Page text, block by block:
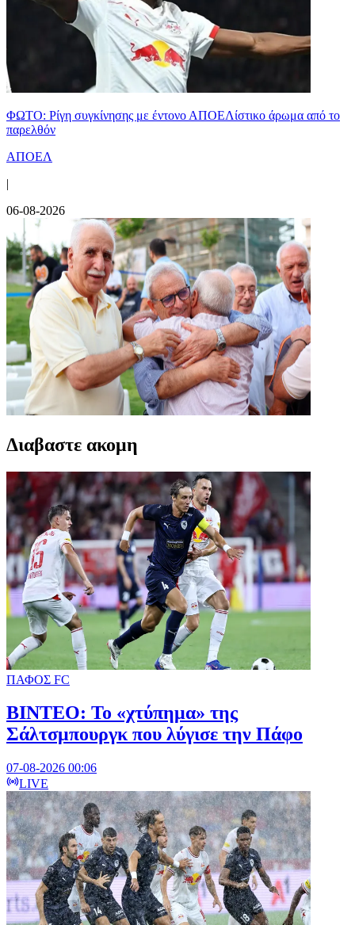
ΦΩΤΟ: Ρίγη συγκίνησης με έντονο ΑΠΟΕΛίστικο άρωμα από το
παρελθόν
ΑΠΟΕΛ
|
06-08-2026
Διαβαστε ακομη
ΠΑΦΟΣ FC
ΒΙΝΤΕΟ: Το «χτύπημα» της
Σάλτσμπουργκ που λύγισε την Πάφο
07-08-2026 00:06
LIVE